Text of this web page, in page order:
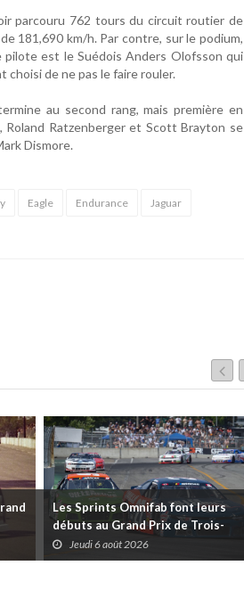
parcouru 762 tours du circuit routier de
181,690 km/h. Par contre, sur le podium,
est le Suédois Anders Olofsson qui
choisi de ne pas le faire rouler.
au second rang, mais première en
Roland Ratzenberger et Scott Brayton se
Dismore.
Eagle Endurance Jaguar
Les Sprints Omnifab font leurs
débuts au Grand Prix de Trois-
Rivières avec un format inspiré de
Daytona
Jeudi 6 août 2026